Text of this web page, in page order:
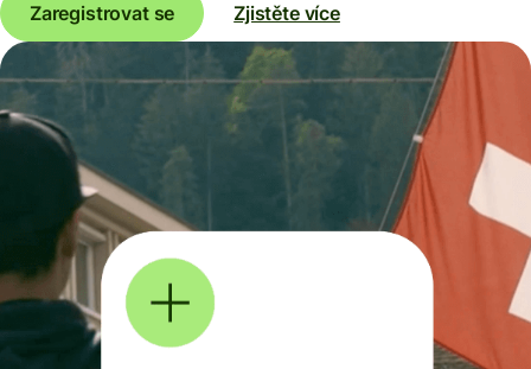
Zaregistrovat se Zjistěte více